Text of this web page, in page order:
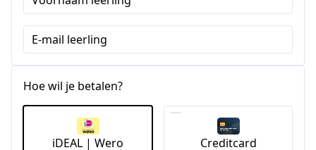
E-mail leerling
Hoe wil je betalen?
iDEAL | Wero Creditcard